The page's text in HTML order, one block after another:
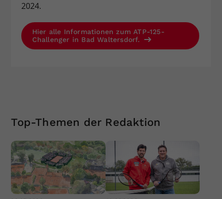
2024.
Hier alle Informationen zum ATP-125-
Challenger in Bad Waltersdorf.
Top-Themen der Redaktion